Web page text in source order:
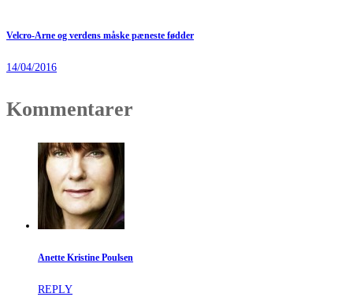
Velcro-Arne og verdens måske pæneste fødder
14/04/2016
Kommentarer
Anette Kristine Poulsen
REPLY